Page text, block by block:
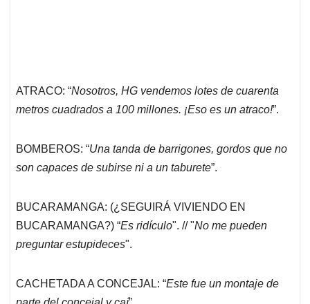
ATRACO: “Nosotros, HG vendemos lotes de cuarenta
metros cuadrados a 100 millones. ¡Eso es un atraco!”.
BOMBEROS: “Una tanda de barrigones, gordos que no
son capaces de subirse ni a un taburete”.
BUCARAMANGA: (¿SEGUIRÁ VIVIENDO EN
BUCARAMANGA?) “Es ridículo". // "No me pueden
preguntar estupideces".
CACHETADA A CONCEJAL: “Este fue un montaje de